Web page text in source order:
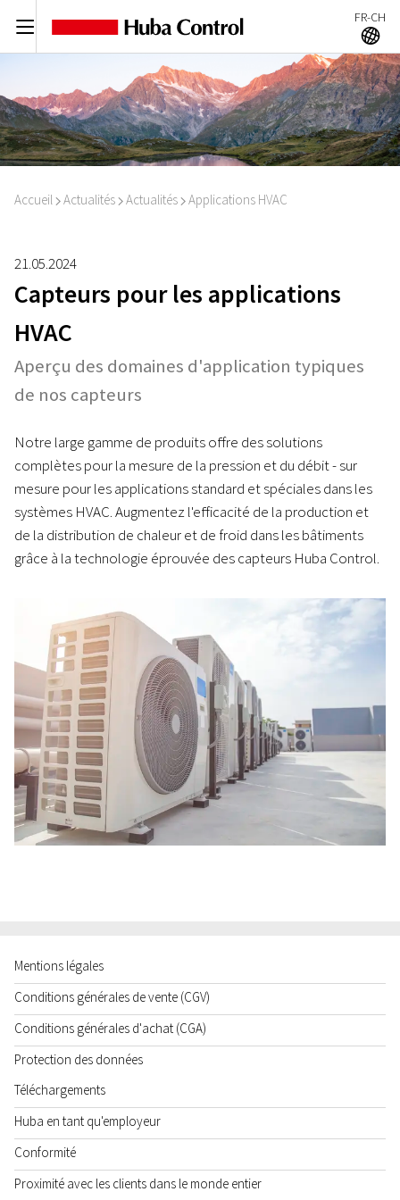
C FR-CH
A
Accueil I Actualités I Actualités I Applications HVAC
21.05.2024
Capteurs pour les applications
HVAC
Aperçu des domaines d'application typiques
de nos capteurs
Notre large gamme de produits offre des solutions
complètes pour la mesure de la pression et du débit - sur
mesure pour les applications standard et spéciales dans les
systèmes HVAC. Augmentez l'efficacité de la production et
de la distribution de chaleur et de froid dans les bâtiments
grâce à la technologie éprouvée des capteurs Huba Control.
Mentions légales
Conditions générales de vente (CGV)
Conditions générales d'achat (CGA)
Protection des données
Téléchargements
Huba en tant qu'employeur
Conformité
Proximité avec les clients dans le monde entier